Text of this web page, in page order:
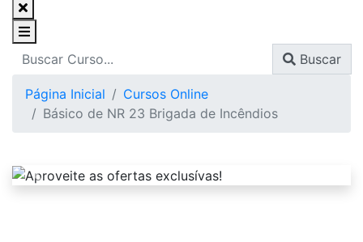
Buscar
Página Inicial
Cursos Online
Básico de NR 23 Brigada de Incêndios